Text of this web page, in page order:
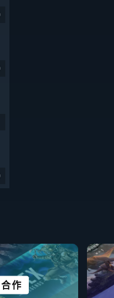
合作
觉小说
恐怖
情丰富